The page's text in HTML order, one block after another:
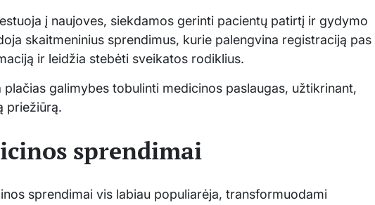
į naujoves, siekdamos gerinti pacientų patirtį ir gydymo
skaitmeninius sprendimus, kurie palengvina registraciją pas
ir leidžia stebėti sveikatos rodiklius.
galimybes tobulinti medicinos paslaugas, užtikrinant,
priežiūrą.
sprendimai
sprendimai vis labiau populiarėja, transformuodami